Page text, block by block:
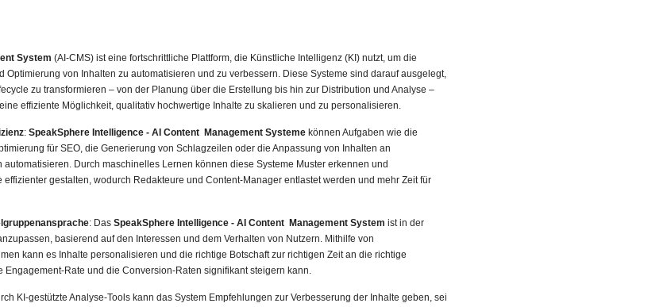
System (AI-CMS) ist eine fortschrittliche Plattform, die Künstliche Intelligenz (KI) nutzt, um die
Optimierung von Inhalten zu automatisieren und zu verbessern. Diese Systeme sind darauf ausgelegt,
zu transformieren – von der Planung über die Erstellung bis hin zur Distribution und Analyse –
effiziente Möglichkeit, qualitativ hochwertige Inhalte zu skalieren und zu personalisieren.
: SpeakSphere Intelligence - AI Content Management Systeme können Aufgaben wie die
für SEO, die Generierung von Schlagzeilen oder die Anpassung von Inhalten an
Durch maschinelles Lernen können diese Systeme Muster erkennen und
gestalten, wodurch Redakteure und Content-Manager entlastet werden und mehr Zeit für
: Das SpeakSphere Intelligence - AI Content Management System ist in der
basierend auf den Interessen und dem Verhalten von Nutzern. Mithilfe von
kann es Inhalte personalisieren und die richtige Botschaft zur richtigen Zeit an die richtige
Engagement-Rate und die Conversion-Raten signifikant steigern kann.
KI-gestützte Analyse-Tools kann das System Empfehlungen zur Verbesserung der Inhalte geben, sei